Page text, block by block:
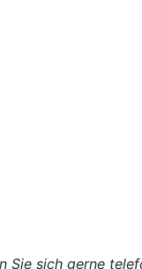
Sie sich gerne